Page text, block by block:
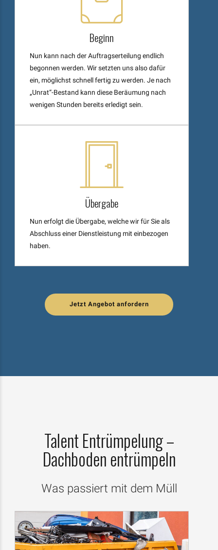
Beginn
Nun kann nach der Auftragserteilung endlich
begonnen werden. Wir setzten uns also dafür
ein, möglichst schnell fertig zu werden. Je nach
„Unrat“-Bestand kann diese Beräumung nach
wenigen Stunden bereits erledigt sein.
Übergabe
Nun erfolgt die Übergabe, welche wir für Sie als
Abschluss einer Dienstleistung mit einbezogen
haben.
Jetzt Angebot anfordern
Talent Entrümpelung –
Dachboden entrümpeln
Was passiert mit dem Müll